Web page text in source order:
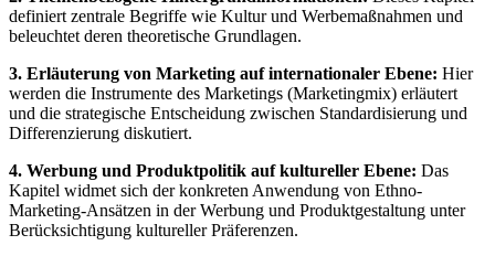
definiert zentrale Begriffe wie Kultur und Werbemaßnahmen und
beleuchtet deren theoretische Grundlagen.
3. Erläuterung von Marketing auf internationaler Ebene: Hier
werden die Instrumente des Marketings (Marketingmix) erläutert
und die strategische Entscheidung zwischen Standardisierung und
Differenzierung diskutiert.
4. Werbung und Produktpolitik auf kultureller Ebene: Das
Kapitel widmet sich der konkreten Anwendung von Ethno-
Marketing-Ansätzen in der Werbung und Produktgestaltung unter
Berücksichtigung kultureller Präferenzen.